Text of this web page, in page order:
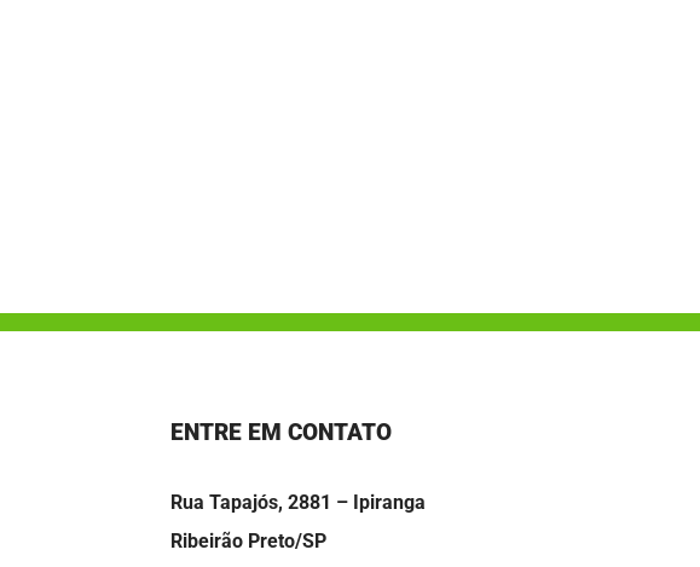
ENTRE EM CONTATO
Rua Tapajós, 2881 – Ipiranga
Ribeirão Preto/SP